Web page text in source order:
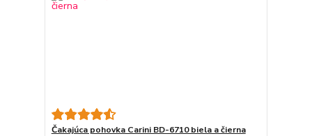
Čakajúca pohovka Carini BD-6710 biela a čierna